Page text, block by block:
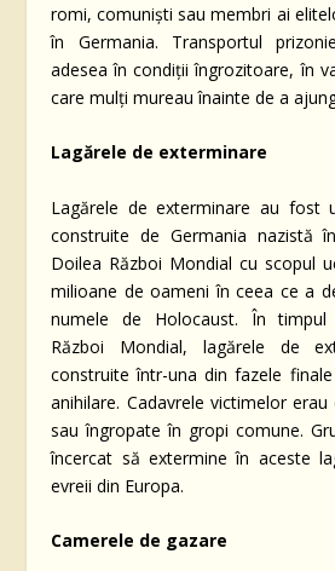
romi, comuniști sau membri ai
în Germania. Transportul
adesea în condiții îngrozitoare, în
care mulți mureau înainte de a
Lagărele de exterminare
Lagărele de exterminare au fost
construite de Germania nazistă
Doilea Război Mondial cu scopul
milioane de oameni în ceea ce a
numele de Holocaust. În
Război Mondial, lagărele de
construite într-una din fazele
anihilare. Cadavrele victimelor
sau îngropate în gropi comune.
încercat să extermine în aceste
evreii din Europa.
Camerele de gazare